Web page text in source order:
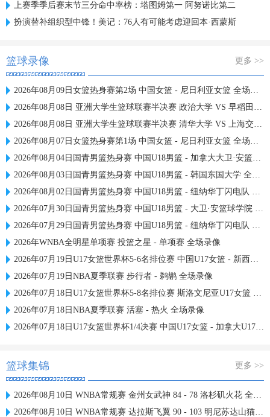
上赛季季后赛末节三分命中率榜：塔图姆第一 阿努诺比第二
扮演替补组织型中锋！美记：76人有可能考虑迎回本·西蒙斯
篮球录像 更多 >>
2026年08月09日女篮热身赛第2场 中国女篮 - 尼日利亚女篮 全场录像
2026年08月08日 亚洲大学生篮球联赛半决赛 政治大学 VS 早稻田大学 全场录像
2026年08月08日 亚洲大学生篮球联赛半决赛 清华大学 VS 上海交通大学 全场录像
2026年08月07日女篮热身赛第1场 中国女篮 - 尼日利亚女篮 全场录像
2026年08月04日国青男篮热身赛 中国U18男篮 - 加拿大大卫·安篮球学院 全场录像
2026年08月03日国青男篮热身赛 中国U18男篮 - 韩国东国大学 全场录像
2026年08月02日国青男篮热身赛 中国U18男篮 - 纽纳华丁闪电队 全场录像
2026年07月30日国青男篮热身赛 中国U18男篮 - 大卫·安篮球学院 全场录像
2026年07月29日国青男篮热身赛 中国U18男篮 - 纽纳华丁闪电队 全场录像
2026年WNBA全明星单项赛 投篮之星 - 单项赛 全场录像
2026年07月19日U17女篮世界杯5-6名排位赛 中国U17女篮 - 新西兰U17女篮 全场录像
2026年07月19日NBA夏季联赛 步行者 - 鹈鹕 全场录像
2026年07月18日U17女篮世界杯5-8名排位赛 斯洛文尼亚U17女篮 - 中国U17女篮 全场录像
2026年07月18日NBA夏季联赛 活塞 - 热火 全场录像
2026年07月18日U17女篮世界杯1/4决赛 中国U17女篮 - 加拿大U17女篮 录像
篮球集锦 更多 >>
2026年08月10日 WNBA常规赛 金州女武神 84 - 78 洛杉矶火花 全场集锦
2026年08月10日 WNBA常规赛 达拉斯飞翼 90 - 103 明尼苏达山猫 全场集锦